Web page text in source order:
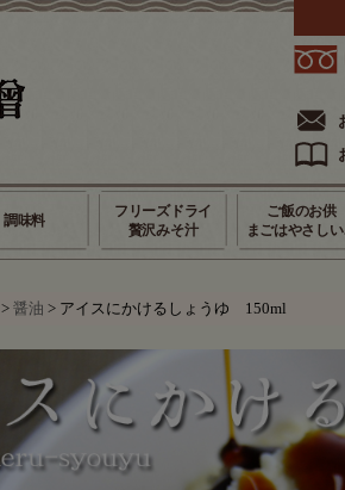
調味料
フリーズドライ
贅沢みそ汁
ご飯のお供
まごはやさしい
> 醤油 > アイスにかけるしょうゆ 150ml